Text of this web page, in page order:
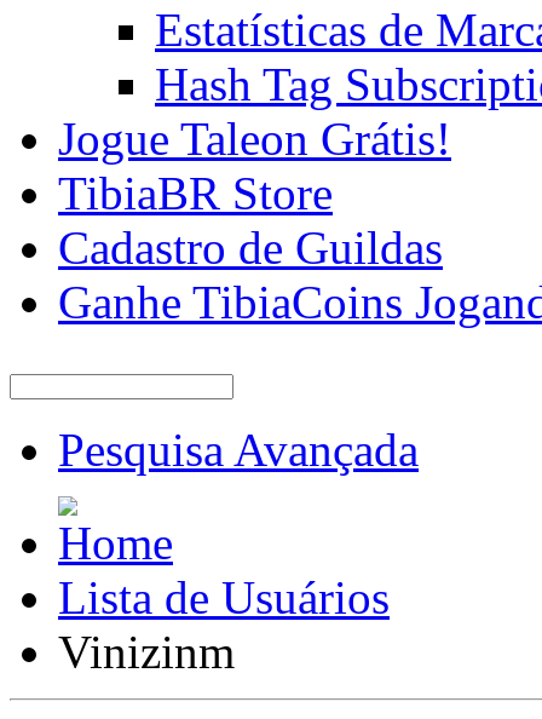
Estatísticas de
Hash Tag
Jogue Taleon Grátis!
TibiaBR Store
Cadastro de Guildas
Ganhe TibiaCoins
Pesquisa Avançada
Lista de Usuários
Vinizinm